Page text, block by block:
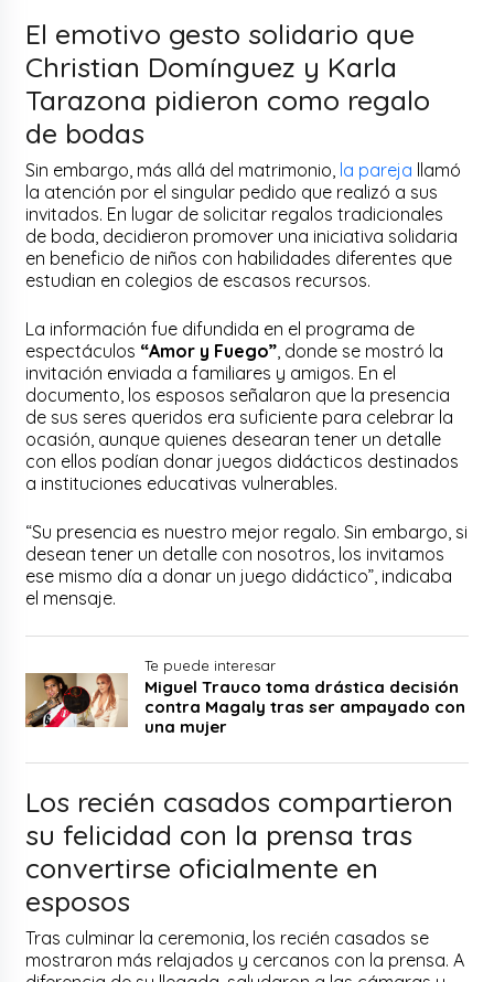
El emotivo gesto solidario que
Christian Domínguez y Karla
Tarazona pidieron como regalo
de bodas
Sin embargo, más allá del matrimonio, la pareja llamó
la atención por el singular pedido que realizó a sus
invitados. En lugar de solicitar regalos tradicionales
de boda, decidieron promover una iniciativa solidaria
en beneficio de niños con habilidades diferentes que
estudian en colegios de escasos recursos.
La información fue difundida en el programa de
espectáculos “Amor y Fuego”, donde se mostró la
invitación enviada a familiares y amigos. En el
documento, los esposos señalaron que la presencia
de sus seres queridos era suficiente para celebrar la
ocasión, aunque quienes desearan tener un detalle
con ellos podían donar juegos didácticos destinados
a instituciones educativas vulnerables.
“Su presencia es nuestro mejor regalo. Sin embargo, si
desean tener un detalle con nosotros, los invitamos
ese mismo día a donar un juego didáctico”, indicaba
el mensaje.
Te puede interesar
Miguel Trauco toma drástica decisión
contra Magaly tras ser ampayado con
una mujer
Los recién casados compartieron
su felicidad con la prensa tras
convertirse oficialmente en
esposos
Tras culminar la ceremonia, los recién casados se
mostraron más relajados y cercanos con la prensa. A